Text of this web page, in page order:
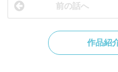
前の話へ
作品紹